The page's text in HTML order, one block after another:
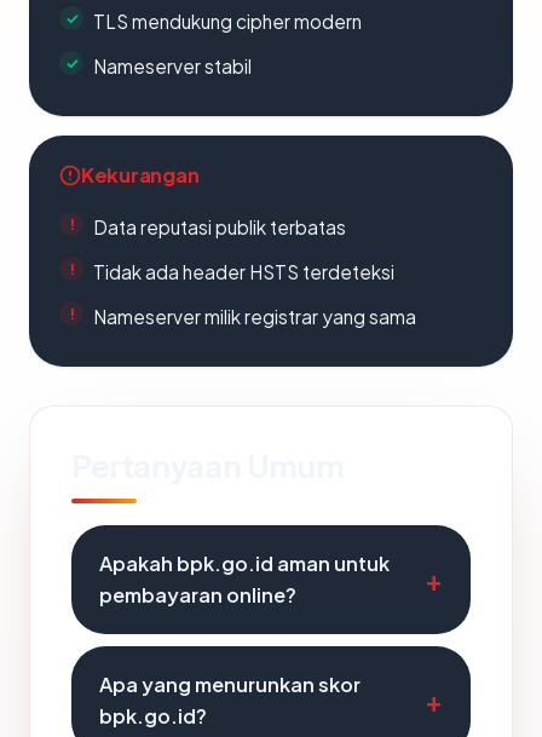
TLS mendukung cipher modern
Nameserver stabil
Kekurangan
Data reputasi publik terbatas
Tidak ada header HSTS terdeteksi
Nameserver milik registrar yang sama
Apakah bpk.go.id aman untuk
pembayaran online?
Apa yang menurunkan skor
bpk.go.id?